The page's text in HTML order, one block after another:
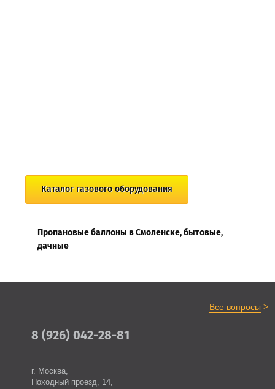
Каталог газового оборудования
Пропановые баллоны в Смоленске, бытовые,
дачные
Все вопросы >
8 (926) 042-28-81
г. Москва,
Походный проезд, 14,